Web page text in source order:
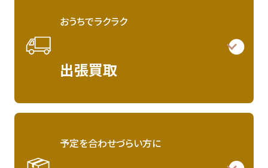
おうちでラクラク
出張買取
予定を合わせづらい方に